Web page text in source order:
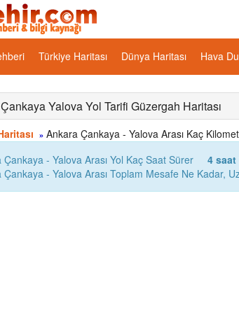
Türkiye Haritası Dünya Haritası Hava
Yalova Yol Tarifi Güzergah Haritası
» Ankara Çankaya - Yalova Arası Kaç
Çankaya - Yalova Arası Yol Kaç Saat Sürer
4 saat
Çankaya - Yalova Arası Toplam Mesafe Ne Kadar,